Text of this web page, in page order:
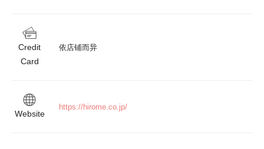
Credit
Card
依店铺而异
Website
https://hirome.co.jp/